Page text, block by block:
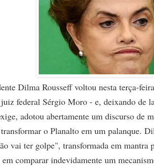
Dilma Rousseff voltou nesta terça-
federal Sérgio Moro - e, deixando de
adotou abertamente um discurso de
o Planalto em um palanque.
vai ter golpe", transformada em mantra
comparar indevidamente um